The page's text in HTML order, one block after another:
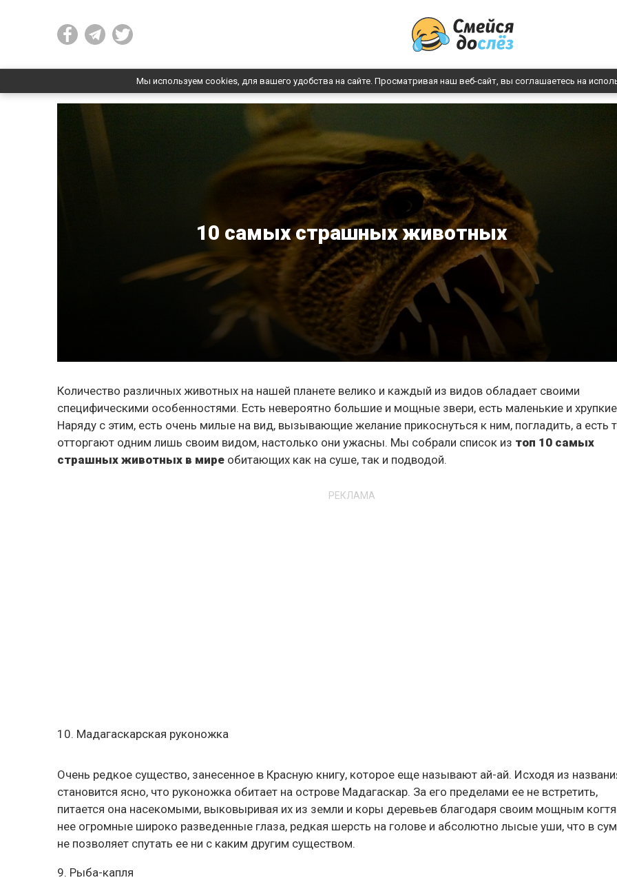
Мы используем cookies, для вашего удобства на сайте. Просматривая наш веб-сайт, вы соглашаетесь на
10 самых страшных животных
Количество различных животных на нашей планете велико и каждый из видов обладает своими
специфическими особенностями. Есть невероятно большие и мощные звери, есть маленькие и
Наряду с этим, есть очень милые на вид, вызывающие желание прикоснуться к ним, погладить, а есть
отторгают одним лишь своим видом, настолько они ужасны. Мы собрали список из топ 10 самых
страшных животных в мире обитающих как на суше, так и подводой.
РЕКЛАМА
10. Мадагаскарская руконожка
Очень редкое существо, занесенное в Красную книгу, которое еще называют ай-ай. Исходя из
становится ясно, что руконожка обитает на острове Мадагаскар. За его пределами ее не встретить,
питается она насекомыми, выковыривая их из земли и коры деревьев благодаря своим мощным
нее огромные широко разведенные глаза, редкая шерсть на голове и абсолютно лысые уши, что в
не позволяет спутать ее ни с каким другим существом.
9. Рыба-капля